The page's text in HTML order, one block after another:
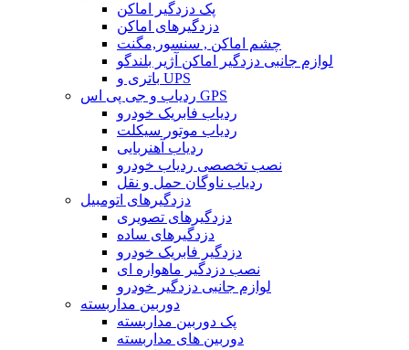
پک دزدگیر اماکن
دزدگیرهای اماکن
چشم اماکن , سنسور,مگنت
لوازم جانبی دزدگیر اماکن آژیر بلندگو
باتری و UPS
ردیاب و جی پی اس GPS
ردیاب فابریک خودرو
ردیاب موتور سیکلت
ردیاب آهنربایی
نصب تخصصی ردیاب خودرو
ردیاب ناوگان حمل و نقل
دزدگیرهای اتومبیل
دزدگیرهای تصویری
دزدگیرهای ساده
دزدگیر فابریک خودرو
نصب دزدگیر ماهواره ای
لوازم جانبی دزدگیر خودرو
دوربین مداربسته
پک دوربین مداربسته
دوربین های مداربسته